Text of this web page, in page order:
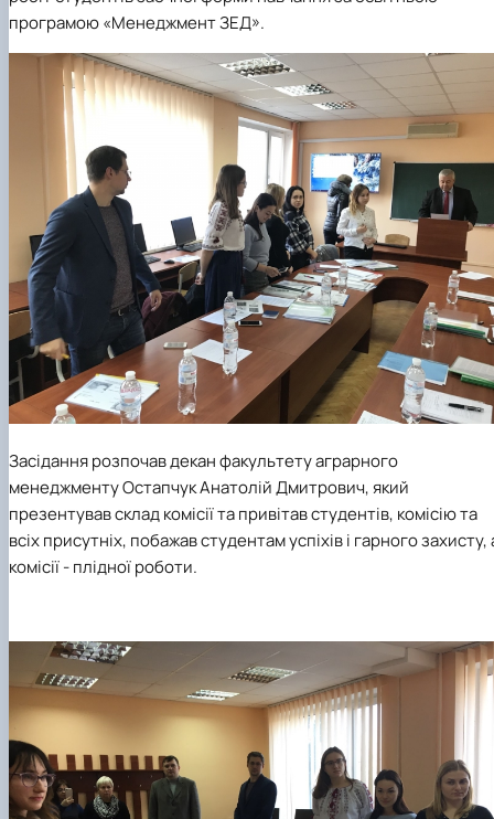
програмою «Менеджмент ЗЕД».
Засідання розпочав декан факультету аграрного
менеджменту Остапчук Анатолій Дмитрович, який
презентував склад комісії та привітав студентів, комісію та
всіх присутніх, побажав студентам успіхів і гарного захисту,
комісії - плідної роботи.